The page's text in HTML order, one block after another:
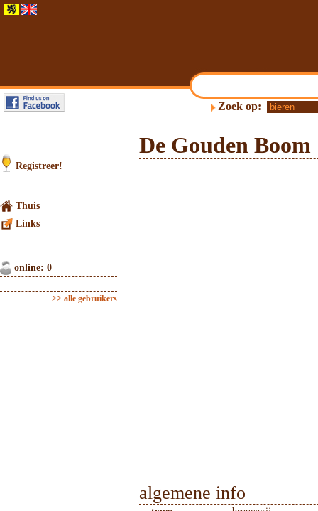
Zoek op:
Registreer!
Thuis
Links
online: 0
>> alle gebruikers
De Gouden Boom
algemene info